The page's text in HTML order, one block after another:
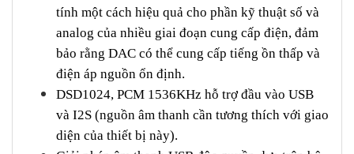
tính một cách hiệu quả cho phần kỹ thuật số và
analog của nhiều giai đoạn cung cấp điện, đảm
bảo rằng DAC có thể cung cấp tiếng ồn thấp và
điện áp nguồn ổn định.
DSD1024, PCM 1536KHz hỗ trợ đầu vào USB
và I2S (nguồn âm thanh cần tương thích với giao
diện của thiết bị này).